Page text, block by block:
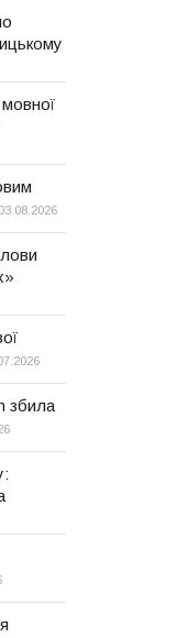
03.08.2026
збила